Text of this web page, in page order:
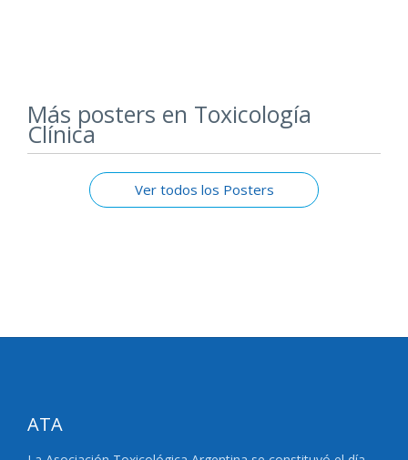
Más posters en Toxicología
Clínica
Ver todos los Posters
ATA